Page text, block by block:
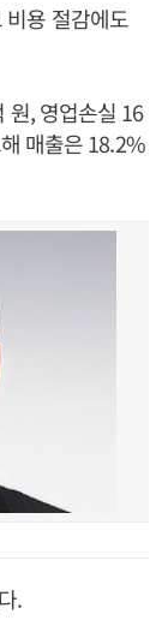
비용 절감에도
원, 영업손실 16
매출은 18.2%
.